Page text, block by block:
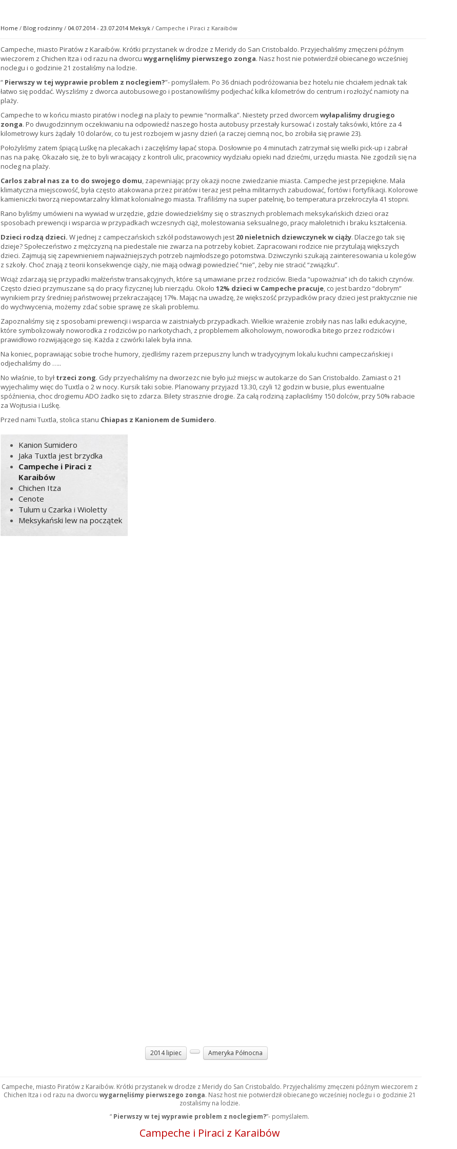
Home / Blog rodzinny / 04.07.2014 - 23.07.2014 Meksyk / Campeche i Piraci z Karaibów
Campeche, miasto Piratów z Karaibów. Krótki przystanek w drodze z Meridy do San Cristobaldo. Przyjechaliśmy zmęczeni późnym
wieczorem z Chichen Itza i od razu na dworcuwygarnęliśmy pierwszego zonga. Nasz host nie potwierdził obiecanego wcześniej
noclegu i o godzinie 21 zostaliśmy na lodzie.
“ Pierwszy w tej wyprawie problem z noclegiem?”- pomyślałem. Po 36 dniach podróżowania bez hotelu nie chciałem jednak tak
łatwo się poddać. Wyszliśmy z dworca autobusowego i postanowiliśmy podjechać kilka kilometrów do centrum i rozłożyć namioty na
plaży.
Campeche to w końcu miasto piratów i noclegi na plaży to pewnie “normalka”. Niestety przed dworcemwyłapaliśmy drugiego
zonga. Po dwugodzinnym oczekiwaniu na odpowiedź naszego hosta autobusy przestały kursować i zostały taksówki, które za 4
kilometrowy kurs żądały 10 dolarów, co tu jest rozbojem w jasny dzień (a raczej ciemną noc, bo zrobiła się prawie 23).
Położyliśmy zatem śpiącą Luśkę na plecakach i zaczęliśmy łapać stopa. Dosłownie po 4 minutach zatrzymał się wielki pick-up i zabrał
nas na pakę. Okazało się, że to byli wracający z kontroli ulic, pracownicy wydziału opieki nad dziećmi, urzędu miasta. Nie zgodzili się na
nocleg na plaży.
Carlos zabrał nas za to do swojego domu, zapewniając przy okazji nocne zwiedzanie miasta. Campeche jest przepiękne. Mała
klimatyczna miejscowość, była często atakowana przez piratów i teraz jest pełna militarnych zabudować, fortów i fortyfikacji. Kolorowe
kamieniczki tworzą niepowtarzalny klimat kolonialnego miasta. Trafiliśmy na super patelnię, bo temperatura przekroczyła 41 stopni.
Rano byliśmy umówieni na wywiad w urzędzie, gdzie dowiedzieliśmy się o strasznych problemach meksykańskich dzieci oraz
sposobach prewencji i wsparcia w przypadkach wczesnych ciąż, molestowania seksualnego, pracy małoletnich i braku kształcenia.
Dzieci rodzą dzieci. W jednej z campeczańskich szkół podstawowych jest 20 nieletnich dziewczynek w ciąży. Dlaczego tak się
dzieje? Społeczeństwo z mężczyzną na piedestale nie zwarza na potrzeby kobiet. Zapracowani rodzice nie przytulają większych
dzieci. Zajmują się zapewnieniem najważniejszych potrzeb najmłodszego potomstwa. Dziwczynki szukają zainteresowania u kolegów
z szkoły. Choć znają z teorii konsekwencje ciąży, nie mają odwagi powiedzieć “nie”, żeby nie stracić “związku”.
Wciąż zdarzają się przypadki małżeństw transakcyjnych, które są umawiane przez rodziców. Bieda “upoważnia” ich do takich czynów.
Często dzieci przymuszane są do pracy fizycznej lub nierządu. Około12% dzieci w Campeche pracuje, co jest bardzo “dobrym”
wynikiem przy średniej państwowej przekraczającej 17%. Mając na uwadzę, że większość przypadków pracy dzieci jest praktycznie nie
do wychwycenia, możemy zdać sobie sprawę ze skali problemu.
Zapoznaliśmy się z sposobami prewencji i wsparcia w zaistniałycb przypadkach. Wielkie wrażenie zrobiły nas nas lalki edukacyjne,
które symbolizowały noworodka z rodziców po narkotychach, z propblemem alkoholowym, noworodka bitego przez rodziców i
prawidłowo rozwijającego się. Każda z czwórki lalek była inna.
Na koniec, poprawiając sobie troche humory, zjedliśmy razem przepuszny lunch w tradycyjnym lokalu kuchni campeczańskiej i
odjechaliśmy do …..
No właśnie, to byłtrzeci zong. Gdy przyechaliśmy na dworzezc nie było już miejsc w autokarze do San Cristobaldo. Zamiast o 21
wyjechalimy więc do Tuxtla o 2 w nocy. Kursik taki sobie. Planowany przyjazd 13.30, czyli 12 godzin w busie, plus ewentualne
spóźnienia, choc drogiemu ADO żadko się to zdarza. Bilety strasznie drogie. Za całą rodziną zapłaciliśmy 150 dolców, przy 50% rabacie
za Wojtusia i Luśkę.
Przed nami Tuxtla, stolica stanu Chiapas z Kanionem de Sumidero.
Kanion Sumidero
Jaka Tuxtla jest brzydka
Campeche i Piraci z
Karaibów
Chichen Itza
Cenote
Tulum u Czarka i Wioletty
Meksykański lew na początek
2014 lipiec Ameryka Północna
Campeche, miasto Piratów z Karaibów. Krótki przystanek w drodze z Meridy do San Cristobaldo. Przyjechaliśmy zmęczeni późnym wieczorem z
Chichen Itza i od razu na dworcu wygarnęliśmy pierwszego zonga. Nasz host nie potwierdził obiecanego wcześniej noclegu i o godzinie 21
zostaliśmy na lodzie.
“ Pierwszy w tej wyprawie problem z noclegiem?”- pomyślałem.
Campeche i Piraci z Karaibów